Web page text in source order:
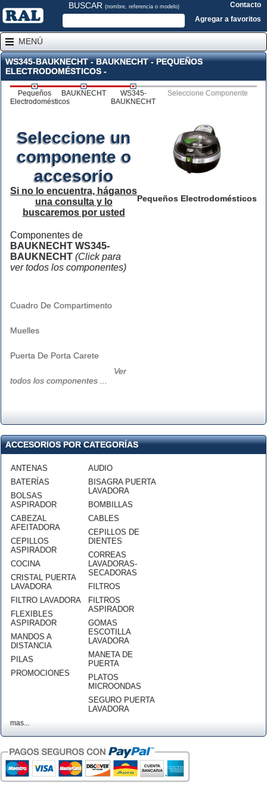
BUSCAR (nombre, referencia o modelo)
Contacto
Agregar a favoritos
MENÚ
WS345-BAUKNECHT - BAUKNECHT - PEQUEÑOS
ELECTRODOMÉSTICOS -
Pequeños
Electrodomésticos
BAUKNECHT
WS345-
BAUKNECHT
Seleccione Componente
Pequeños Electrodomésticos
Seleccione un
componente o
accesorio
Si no lo encuentra, háganos
una consulta y lo
buscaremos por usted
Componentes de
BAUKNECHT WS345-
BAUKNECHT (Click para
ver todos los componentes)
Cuadro De Compartimento
Muelles
Puerta De Porta Carete
Ver
todos los componentes ...
ACCESORIOS POR CATEGORÍAS
ANTENAS
BATERÍAS
BOLSAS
ASPIRADOR
CABEZAL
AFEITADORA
CEPILLOS
ASPIRADOR
COCINA
CRISTAL PUERTA
LAVADORA
FILTRO LAVADORA
FLEXIBLES
ASPIRADOR
MANDOS A
DISTANCIA
PILAS
PROMOCIONES
AUDIO
BISAGRA PUERTA
LAVADORA
BOMBILLAS
CABLES
CEPILLOS DE
DIENTES
CORREAS
LAVADORAS-
SECADORAS
FILTROS
FILTROS
ASPIRADOR
GOMAS
ESCOTILLA
LAVADORA
MANETA DE
PUERTA
PLATOS
MICROONDAS
SEGURO PUERTA
LAVADORA
mas...